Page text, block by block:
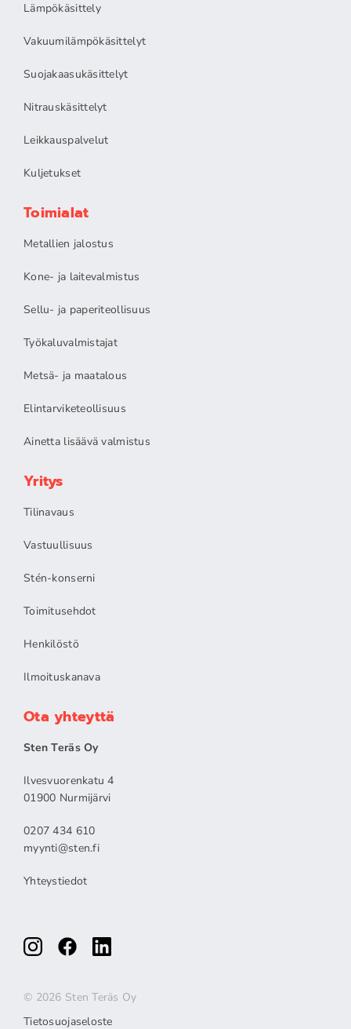
Lämpökäsittely
Vakuumilämpökäsittelyt
Suojakaasukäsittelyt
Nitrauskäsittelyt
Leikkauspalvelut
Kuljetukset
Toimialat
Metallien jalostus
Kone- ja laitevalmistus
Sellu- ja paperiteollisuus
Työkaluvalmistajat
Metsä- ja maatalous
Elintarviketeollisuus
Ainetta lisäävä valmistus
Yritys
Tilinavaus
Vastuullisuus
Stén-konserni
Toimitusehdot
Henkilöstö
Ilmoituskanava
Ota yhteyttä
Sten Teräs Oy
Ilvesvuorenkatu 4
01900 Nurmijärvi
0207 434 610
myynti@sten.fi
Yhteystiedot
© 2026 Sten Teräs Oy
Tietosuojaseloste